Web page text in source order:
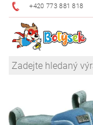
+420 773 881 818